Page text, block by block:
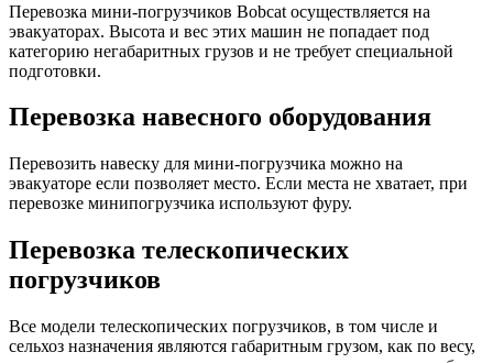
Перевозка мини-погрузчиков Bobcat осуществляется на
эвакуаторах. Высота и вес этих машин не попадает под
категорию негабаритных грузов и не требует специальной
подготовки.
Перевозка навесного оборудования
Перевозить навеску для мини-погрузчика можно на
эвакуаторе если позволяет место. Если места не хватает, при
перевозке минипогрузчика используют фуру.
Перевозка телескопических
погрузчиков
Все модели телескопических погрузчиков, в том числе и
сельхоз назначения являются габаритным грузом, как по весу,